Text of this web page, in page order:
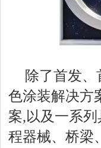
除了首发
色涂装解决方
案,以及一系
程器械、桥梁